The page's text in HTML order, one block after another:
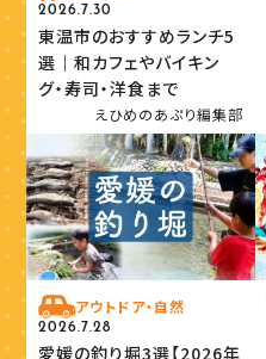
2026.7.30
東温市のおすすめランチ5
選｜和カフェやバイキン
グ・寿司・洋食まで
えひめのあぷり編集部
アウトドア・自然
2026.7.28
愛媛の釣り堀3選【2026年